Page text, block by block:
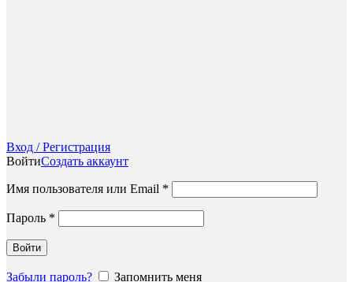
Вход / Регистрация
ВойтиСоздать аккаунт
Имя пользователя или Email *
Пароль *
Войти
Забыли пароль?
Запомнить меня